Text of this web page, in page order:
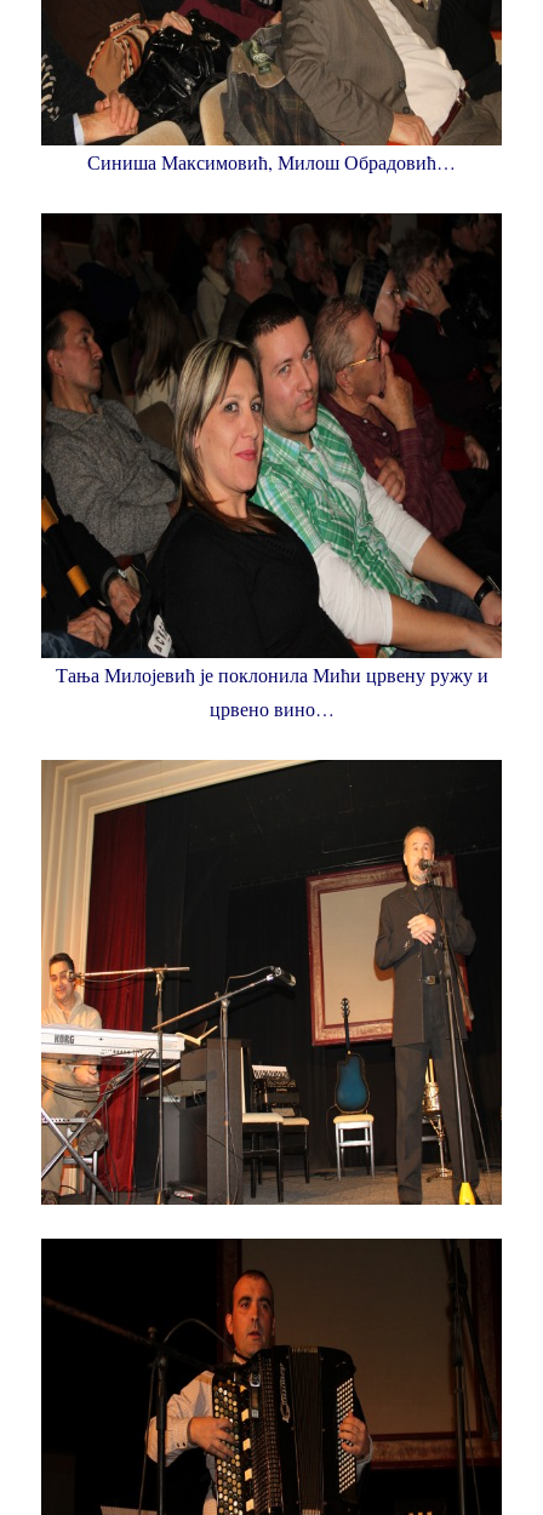
Синиша Максимовић, Милош Обрадовић…
Тања Милојевић је поклонила Мићи црвену ружу и
црвено вино…